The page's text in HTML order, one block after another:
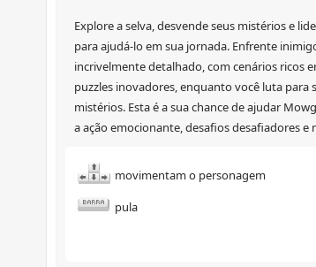
Explore a selva, desvende seus mistérios e
para ajudá-lo em sua jornada. Enfrente
incrivelmente detalhado, com cenários ricos
puzzles inovadores, enquanto você luta para
mistérios. Esta é a sua chance de ajudar
a ação emocionante, desafios desafiadores
movimentam o personagem
pula